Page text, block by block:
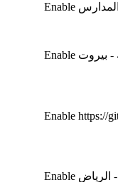
Enable https://